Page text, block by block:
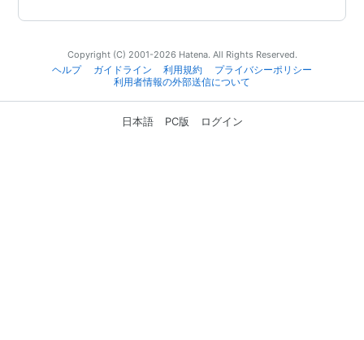
Copyright (C) 2001-2026 Hatena. All Rights Reserved.
ヘルプ
ガイドライン 利用規約
プライバシーポリシー
利用者情報の外部送信について
日本語 PC版 ログイン